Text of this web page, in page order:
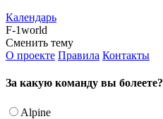
Календарь
F-1world
Сменить тему
О проекте Правила Контакты
За какую команду вы болеете?
Alpine